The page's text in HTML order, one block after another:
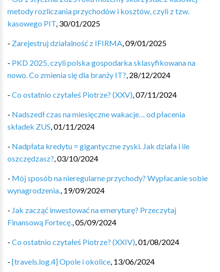
metody rozliczania przychodów i kosztów, czyli z tzw.
kasowego PIT, 30/01/2025
- Zarejestruj działalność z IFIRMA,09/01/2025
- PKD 2025, czyli polska gospodarka sklasyfikowana na
nowo. Co zmienia się dla branży IT?, 28/12/2024
- Co ostatnio czytałeś Piotrze? (XXV),07/11/2024
- Nadszedł czas na miesięczne wakacje… od płacenia
składek ZUS,01/11/2024
- Nadpłata kredytu = gigantyczne zyski. Jak działa i ile
oszczędzasz?,03/10/2024
- Mój sposób na nieregularne przychody? Wypłacanie sobie
wynagrodzenia., 19/09/2024
- Jak zacząć inwestować na emeryturę? Przeczytaj
Finansową Fortecę.,05/09/2024
- Co ostatnio czytałeś Piotrze? (XXIV),01/08/2024
- [travels.log.4] Opole i okolice, 13/06/2024